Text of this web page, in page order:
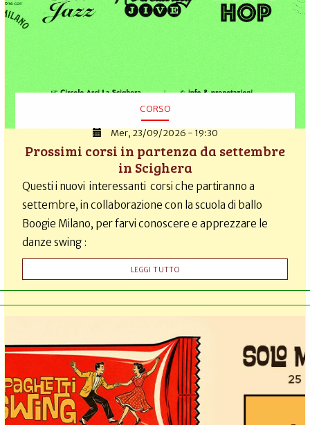
CORSO
Mer, 23/09/2026 - 19:30
Prossimi corsi in partenza da settembre
in Scighera
Questi i nuovi interessanti corsi che partiranno a
settembre, in collaborazione con la scuola di ballo
Boogie Milano, per farvi conoscere e apprezzare le
danze swing :
LEGGI TUTTO